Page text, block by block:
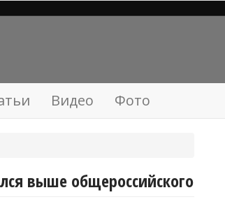
Видео Фото
выше общероссийского